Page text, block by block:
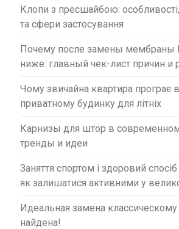
Клопи з пресшайбою:
та сфери застосування
Почему после замены мембраны
ниже: главный чек-лист причин и
Чому звичайна квартира програє
приватному будинку для літніх
Карнизы для штор в
тренды и идеи
Заняття спортом і здоровий
як залишатися активними у
Идеальная замена
найдена!